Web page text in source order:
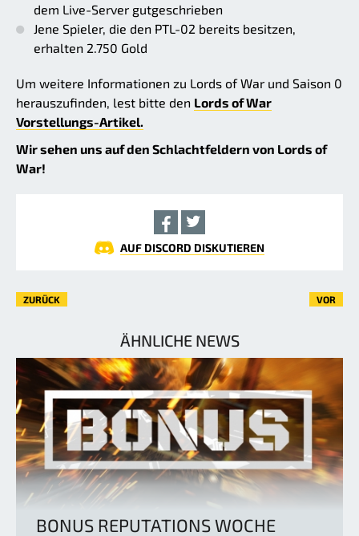
dem Live-Server gutgeschrieben
Jene Spieler, die den PTL-02 bereits besitzen,
erhalten 2.750 Gold
Um weitere Informationen zu Lords of War und Saison 0
herauszufinden, lest bitte den Lords of War
Vorstellungs-Artikel.
Wir sehen uns auf den Schlachtfeldern von Lords of
War!
AUF DISCORD DISKUTIEREN
ZURÜCK VOR
ÄHNLICHE NEWS
BONUS REPUTATIONS WOCHE